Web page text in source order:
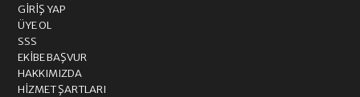
GIRIŞ YAP
ÜYE OL
SSS
EKIBE BAŞVUR
HAKKIMIZDA
HIZMET ŞARTLARI